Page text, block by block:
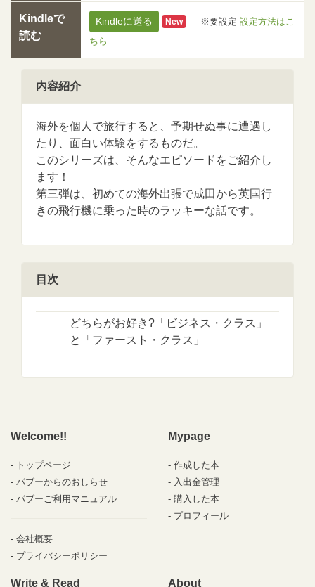
Kindleで
読む
Kindleに送る New ※要設定 設定方法はこ
ちら
内容紹介
海外を個人で旅行すると、予期せぬ事に遭遇し
たり、面白い体験をするものだ。
このシリーズは、そんなエピソードをご紹介し
ます！
第三弾は、初めての海外出張で成田から英国行
きの飛行機に乗った時のラッキーな話です。
目次
どちらがお好き?「ビジネス・クラス」
と「ファースト・クラス」
Welcome!!
トップページ
パブーからのおしらせ
パブーご利用マニュアル
会社概要
プライバシーポリシー
Mypage
作成した本
入出金管理
購入した本
プロフィール
Write & Read About